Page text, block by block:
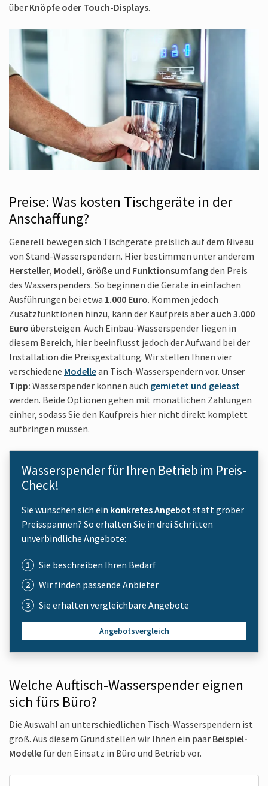
über Knöpfe oder Touch-Displays.
Preise: Was kosten Tischgeräte in der
Anschaffung?
Generell bewegen sich Tischgeräte preislich auf dem Niveau
von Stand-Wasserspendern. Hier bestimmen unter anderem
Hersteller, Modell, Größe und Funktionsumfangden Preis
des Wasserspenders. So beginnen die Geräte in einfachen
Ausführungen bei etwa 1.000 Euro. Kommen jedoch
Zusatzfunktionen hinzu, kann der Kaufpreis aber auch 3.000
Euro übersteigen. Auch Einbau-Wasserspender liegen in
diesem Bereich, hier beeinflusst jedoch der Aufwand bei der
Installation die Preisgestaltung. Wir stellen Ihnen vier
verschiedene Modellean Tisch-Wasserspendern vor. Unser
Tipp: Wasserspender können auch gemietet und geleast
werden. Beide Optionen gehen mit monatlichen Zahlungen
einher, sodass Sie den Kaufpreis hier nicht direkt komplett
aufbringen müssen.
Wasserspender für Ihren Betrieb im Preis-
Check!
Sie wünschen sich ein konkretes Angebot statt grober
Preisspannen? So erhalten Sie in drei Schritten
unverbindliche Angebote:
Sie beschreiben Ihren Bedarf
Wir finden passende Anbieter
Sie erhalten vergleichbare Angebote
Angebotsvergleich
Welche Auftisch-Wasserspender eignen
sich fürs Büro?
Die Auswahl an unterschiedlichen Tisch-Wasserspendern ist
groß. Aus diesem Grund stellen wir Ihnen ein paar Beispiel-
Modelle für den Einsatz in Büro und Betrieb vor.